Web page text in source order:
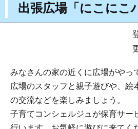
出張広場「にこにこ
みなさんの家の近くに広場がやっ
広場のスタッフと親子遊びや、絵
の交流などを楽しみましょう。
子育てコンシェルジュが保育サー